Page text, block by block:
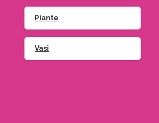
Piante
Vasi